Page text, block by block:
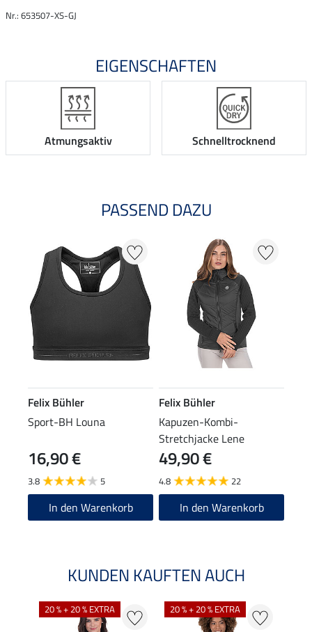
Nr.: 653507-XS-GJ
EIGENSCHAFTEN
Atmungsaktiv Schnelltrocknend
PASSEND DAZU
Felix Bühler
Sport-BH Louna
16,90 €
3.8 5
In den Warenkorb
Felix Bühler
Kapuzen-Kombi-
Stretchjacke Lene
49,90 €
4.8 22
In den Warenkorb
KUNDEN KAUFTEN AUCH
20 % + 20 % EXTRA 20 % + 20 % EXTRA